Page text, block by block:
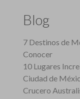
Blog
7 Destinos de
Conocer
10 Lugares
Ciudad de
Crucero